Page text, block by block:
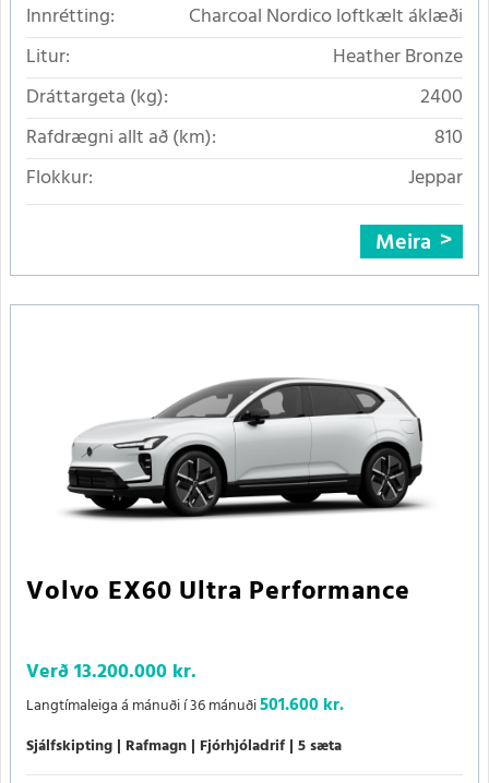
Innrétting:
Charcoal Nordico loftkælt áklæði
Litur:
Heather Bronze
Dráttargeta (kg):
2400
Rafdrægni allt að (km):
810
Flokkur:
Jeppar
Meira
Volvo EX60 Ultra Performance
Verð13.200.000 kr.
Langtímaleiga á mánuði í 36 mánuði501.600 kr.
Sjálfskipting Rafmagn Fjórhjóladrif 5 sæta